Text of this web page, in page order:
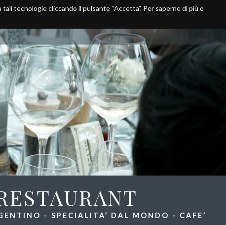
- SPECIALITA’ DAL MONDO - CAFE’
tecnologie cliccando il pulsante “Accetta”. Per saperne di più o